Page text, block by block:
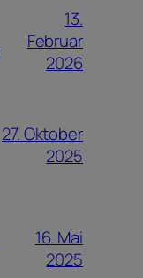
13.
Februar
2026
27. Oktober
2025
16. Mai
2025